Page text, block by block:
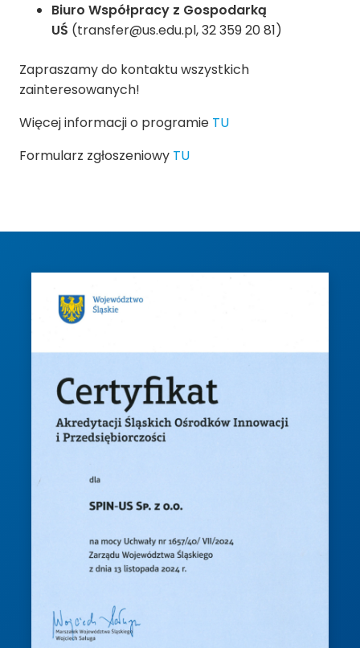
Biuro Współpracy z Gospodarką
UŚ (transfer@us.edu.pl, 32 359 20 81)
Zapraszamy do kontaktu wszystkich
zainteresowanych!
Więcej informacji o programie TU
Formularz zgłoszeniowy TU